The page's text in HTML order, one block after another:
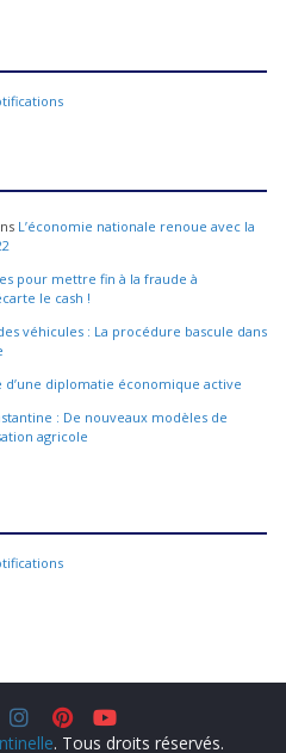
L’économie nationale renoue avec la
pour mettre fin à la fraude à
le cash !
véhicules : La procédure bascule dans
d’une diplomatie économique active
: De nouveaux modèles de
agricole
. Tous droits réservés.